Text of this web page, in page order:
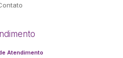
Atendimento